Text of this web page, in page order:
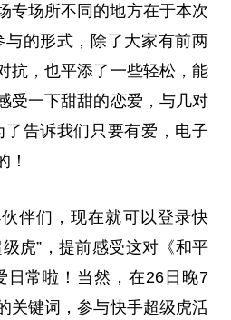
专场所不同的地方在于本次
的形式，除了大家有前两
抗，也平添了一些轻松，能
受一下甜甜的恋爱，与几对
了告诉我们只要有爱，电子
！
伴们，现在就可以登录快
虎”，提前感受这对《和平
日常啦！当然，在26日晚7
关键词，参与快手超级虎活